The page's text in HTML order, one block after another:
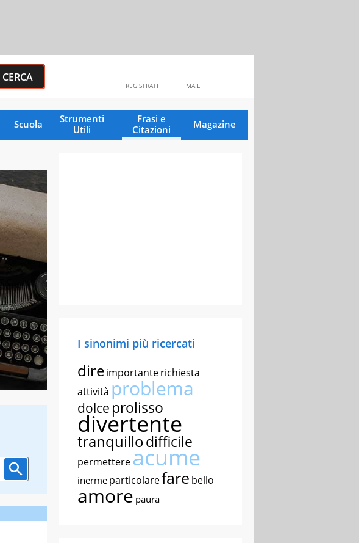
MAIL
REGISTRATI
Scuola
Strumenti
Utili
Frasi e
Citazioni
Magazine
I sinonimi più ricercati
direimportanterichiesta
attività problema
dolce prolisso
divertente
tranquillodifficile
permettereacume
inerme particolarefare bello
amore paura